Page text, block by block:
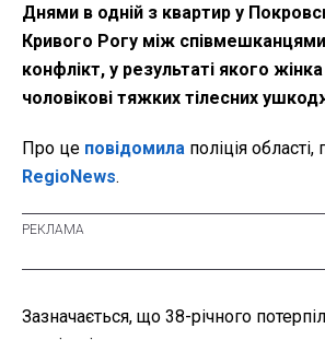
Днями в одній з квартир у
Кривого Рогу між
конфлікт, у результаті якого
чоловікові тяжких тілесних
Про це повідомила поліція
RegioNews.
Зазначається, що 38-річного